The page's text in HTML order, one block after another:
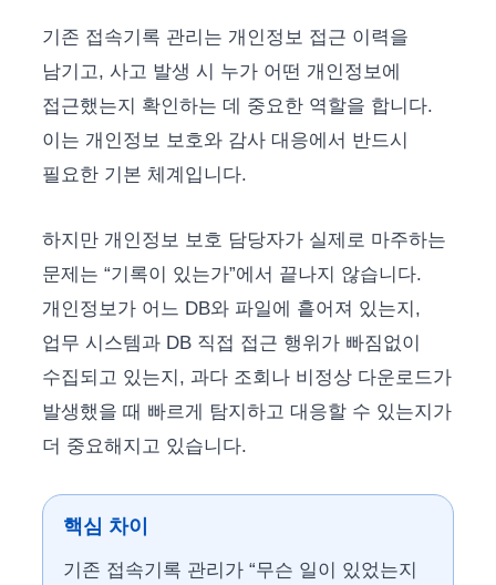
기존 접속기록 관리는 개인정보 접근 이력을
남기고, 사고 발생 시 누가 어떤 개인정보에
접근했는지 확인하는 데 중요한 역할을 합니다.
이는 개인정보 보호와 감사 대응에서 반드시
필요한 기본 체계입니다.
하지만 개인정보 보호 담당자가 실제로 마주하는
문제는 “기록이 있는가”에서 끝나지 않습니다.
개인정보가 어느 DB와 파일에 흩어져 있는지,
업무 시스템과 DB 직접 접근 행위가 빠짐없이
수집되고 있는지, 과다 조회나 비정상 다운로드가
발생했을 때 빠르게 탐지하고 대응할 수 있는지가
더 중요해지고 있습니다.
핵심 차이
기존 접속기록 관리가 “무슨 일이 있었는지